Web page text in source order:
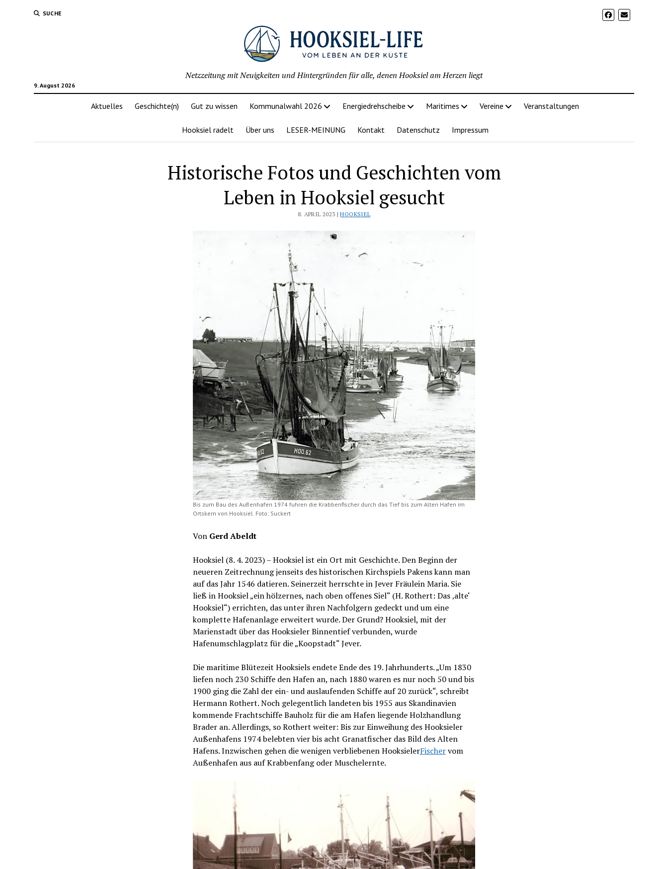
SUCHE
9. August 2026
Netzzeitung mit Neuigkeiten und Hintergründen für alle, denen Hooksiel am Herzen liegt
Aktuelles Geschichte(n) Gut zu wissen Kommunalwahl 2026 Energiedrehscheibe Maritimes Vereine Veranstaltungen
Hooksiel radelt Über uns LESER-MEINUNG Kontakt Datenschutz Impressum
Historische Fotos und Geschichten vom
Leben in Hooksiel gesucht
8. APRIL 2023 |HOOKSIEL
Bis zum Bau des Außenhafen 1974 fuhren die Krabbenfischer durch das Tief bis zum Alten Hafen im
Ortskern von Hooksiel. Foto: Suckert
Von Gerd Abeldt
Hooksiel (8. 4. 2023) – Hooksiel ist ein Ort mit Geschichte. Den Beginn der
neueren Zeitrechnung jenseits des historischen Kirchspiels Pakens kann man
auf das Jahr 1546 datieren. Seinerzeit herrschte in Jever Fräulein Maria. Sie
ließ in Hooksiel „ein hölzernes, nach oben offenes Siel“ (H. Rothert: Das ‚alte‘
Hooksiel“) errichten, das unter ihren Nachfolgern gedeckt und um eine
komplette Hafenanlage erweitert wurde. Der Grund? Hooksiel, mit der
Marienstadt über das Hooksieler Binnentief verbunden, wurde
Hafenumschlagplatz für die „Koopstadt“ Jever.
Die maritime Blütezeit Hooksiels endete Ende des 19. Jahrhunderts. „Um 1830
liefen noch 230 Schiffe den Hafen an, nach 1880 waren es nur noch 50 und bis
1900 ging die Zahl der ein- und auslaufenden Schiffe auf 20 zurück“, schreibt
Hermann Rothert. Noch gelegentlich landeten bis 1955 aus Skandinavien
kommende Frachtschiffe Bauholz für die am Hafen liegende Holzhandlung
Brader an. Allerdings, so Rothert weiter: Bis zur Einweihung des Hooksieler
Außenhafens 1974 belebten vier bis acht Granatfischer das Bild des Alten
Hafens. Inzwischen gehen die wenigen verbliebenen HooksielerFischervom
Außenhafen aus auf Krabbenfang oder Muschelernte.